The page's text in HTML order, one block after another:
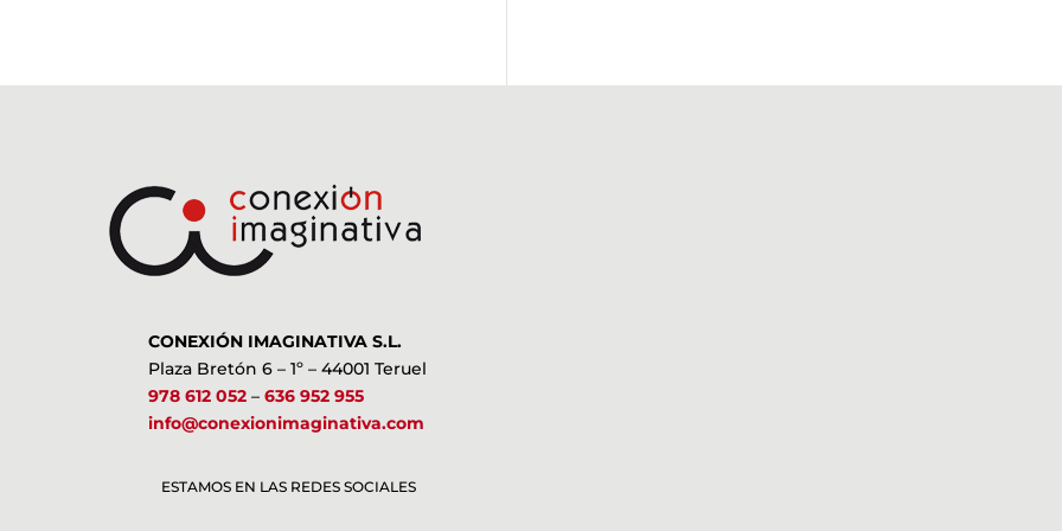
CONEXIÓN IMAGINATIVA S.L.
Plaza Bretón 6 – 1º – 44001 Teruel
978 612 052– 636 952 955
info@conexionimaginativa.com
ESTAMOS EN LAS REDES SOCIALES